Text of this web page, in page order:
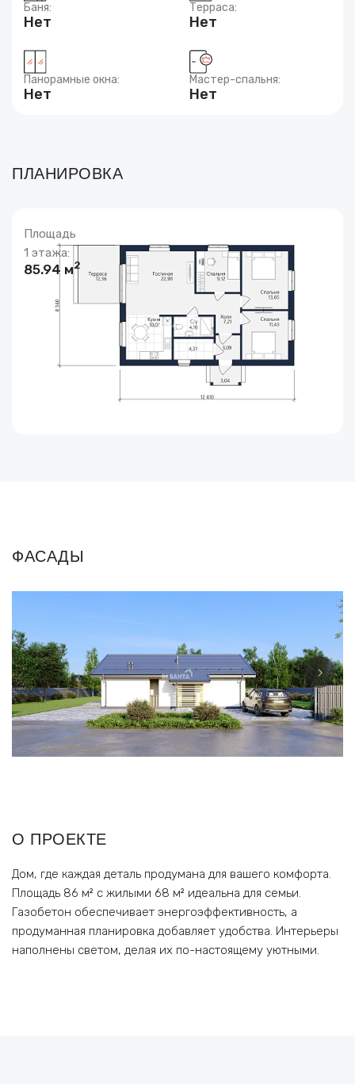
Баня:
Нет
Терраса:
Нет
Панорамные окна:
Нет
Мастер-спальня:
Нет
ПЛАНИРОВКА
Площадь
1 этажа:
85.94 м2
ФАСАДЫ
О ПРОЕКТЕ
Дом, где каждая деталь продумана для вашего комфорта.
Площадь 86 м² с жилыми 68 м² идеальна для семьи.
Газобетон обеспечивает энергоэффективность, а
продуманная планировка добавляет удобства. Интерьеры
наполнены светом, делая их по-настоящему уютными.